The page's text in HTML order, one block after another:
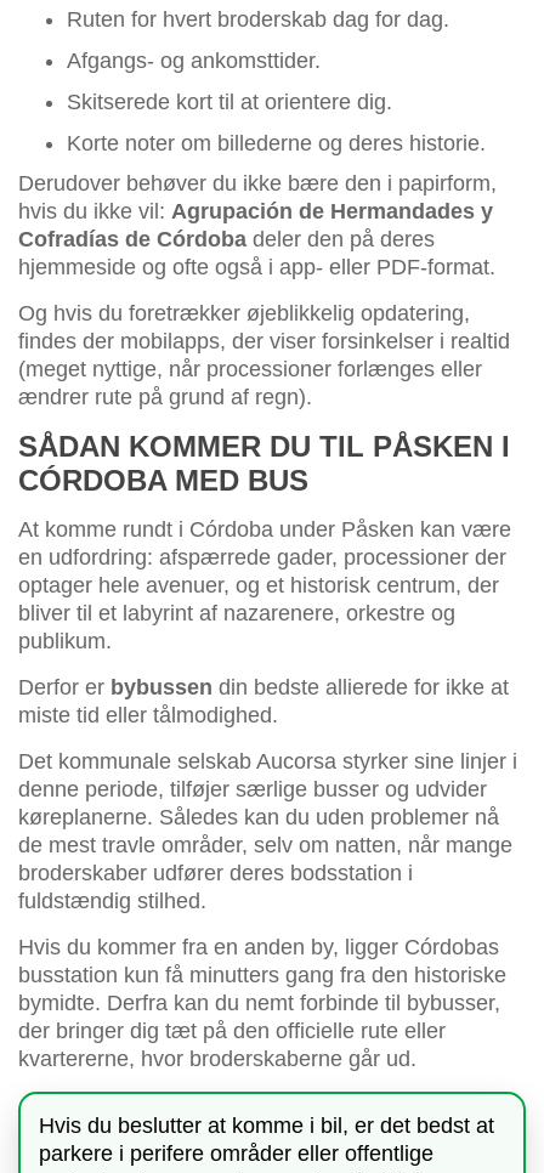
Ruten for hvert broderskab dag for dag.
Afgangs- og ankomsttider.
Skitserede kort til at orientere dig.
Korte noter om billederne og deres historie.
Derudover behøver du ikke bære den i papirform,
hvis du ikke vil: Agrupación de Hermandades y
Cofradías de Córdoba deler den på deres
hjemmeside og ofte også i app- eller PDF-format.
Og hvis du foretrækker øjeblikkelig opdatering,
findes der mobilapps, der viser forsinkelser i realtid
(meget nyttige, når processioner forlænges eller
ændrer rute på grund af regn).
SÅDAN KOMMER DU TIL PÅSKEN I
CÓRDOBA MED BUS
At komme rundt i Córdoba under Påsken kan være
en udfordring: afspærrede gader, processioner der
optager hele avenuer, og et historisk centrum, der
bliver til et labyrint af nazarenere, orkestre og
publikum.
Derfor er bybussen din bedste allierede for ikke at
miste tid eller tålmodighed.
Det kommunale selskab Aucorsa styrker sine linjer i
denne periode, tilføjer særlige busser og udvider
køreplanerne. Således kan du uden problemer nå
de mest travle områder, selv om natten, når mange
broderskaber udfører deres bodsstation i
fuldstændig stilhed.
Hvis du kommer fra en anden by, ligger Córdobas
busstation kun få minutters gang fra den historiske
bymidte. Derfra kan du nemt forbinde til bybusser,
der bringer dig tæt på den officielle rute eller
kvartererne, hvor broderskaberne går ud.
Hvis du beslutter at komme i bil, er det bedst at
parkere i perifere områder eller offentlige